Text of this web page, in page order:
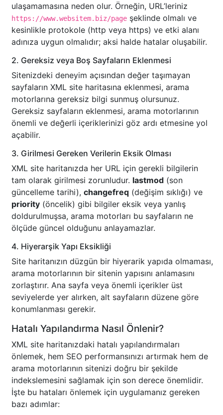
ulaşamamasına neden olur. Örneğin, URL’leriniz
https://www.websitem.biz/page şeklinde olmalı ve
kesinlikle protokole (http veya https) ve etki alanı
adınıza uygun olmalıdır; aksi halde hatalar oluşabilir.
2. Gereksiz veya Boş Sayfaların Eklenmesi
Sitenizdeki deneyim açısından değer taşımayan
sayfaların XML site haritasına eklenmesi, arama
motorlarına gereksiz bilgi sunmuş olursunuz.
Gereksiz sayfaların eklenmesi, arama motorlarının
önemli ve değerli içeriklerinizi göz ardı etmesine yol
açabilir.
3. Girilmesi Gereken Verilerin Eksik Olması
XML site haritanızda her URL için gerekli bilgilerin
tam olarak girilmesi zorunludur. lastmod (son
güncelleme tarihi), changefreq (değişim sıklığı) ve
priority (öncelik) gibi bilgiler eksik veya yanlış
doldurulmuşsa, arama motorları bu sayfaların ne
ölçüde güncel olduğunu anlayamazlar.
4. Hiyerarşik Yapı Eksikliği
Site haritanızın düzgün bir hiyerarik yapıda olmaması,
arama motorlarının bir sitenin yapısını anlamasını
zorlaştırır. Ana sayfa veya önemli içerikler üst
seviyelerde yer alırken, alt sayfaların düzene göre
konumlanması gerekir.
Hatalı Yapılandırma Nasıl Önlenir?
XML site haritanızdaki hatalı yapılandırmaları
önlemek, hem SEO performansınızı artırmak hem de
arama motorlarının sitenizi doğru bir şekilde
indekslemesini sağlamak için son derece önemlidir.
İşte bu hataları önlemek için uygulamanız gereken
bazı adımlar: